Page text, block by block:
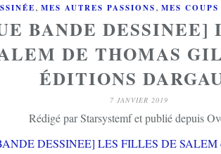
, MES AUTRES PASSIONS, MES
BANDE DESSINEE]
DE THOMAS
ÉDITIONS
7 JANVIER 2019
Rédigé par Starsystemf et publié depuis